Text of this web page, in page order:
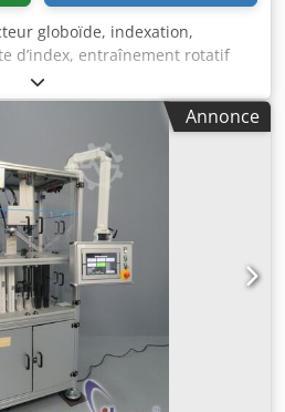
globoïde, indexation,
d’index, entraînement rotatif
boîte d'index -Modèle :
de surcharge : 11FC-SD -
35x75 mm -Rapport de
-Dimensions : 815/720/H585
Idtjpfx Albsa
Annonce